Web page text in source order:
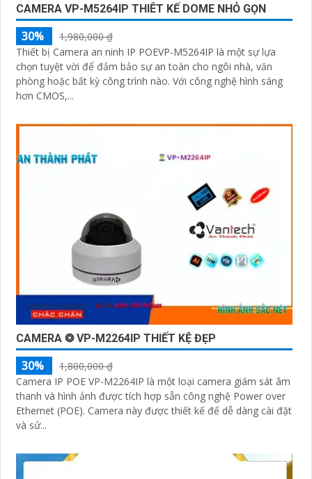
CAMERA VP-M5264IP THIÊT KẾ DOME NHỎ GỌN
30%
1,980,000 ₫
Thiết bị Camera an ninh IP POEVP-M5264IP là một sự lựa
chọn tuyệt vời để đảm bảo sự an toàn cho ngôi nhà, văn
phòng hoặc bất kỳ công trình nào. Với công nghệ hình sáng
hơn CMOS,...
CAMERA ❂ VP-M2264IP THIẾT KỆ ĐẸP
30%
1,800,000 ₫
Camera IP POE VP-M2264IP là một loại camera giám sát âm
thanh và hình ảnh được tích hợp sẵn công nghệ Power over
Ethernet (POE). Camera này được thiết kế để dễ dàng cài đặt
và sử...